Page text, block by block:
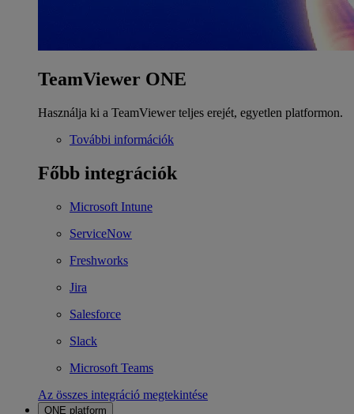
TeamViewer ONE
Használja ki a TeamViewer teljes erejét, egyetlen platformon.
További információk
Főbb integrációk
Microsoft Intune
ServiceNow
Freshworks
Jira
Salesforce
Slack
Microsoft Teams
Az összes integráció megtekintése
ONE platform